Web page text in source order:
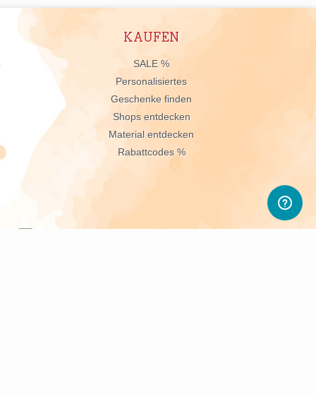
KAUFEN
SALE %
Personalisiertes
Geschenke finden
Shops entdecken
Material entdecken
Rabattcodes %